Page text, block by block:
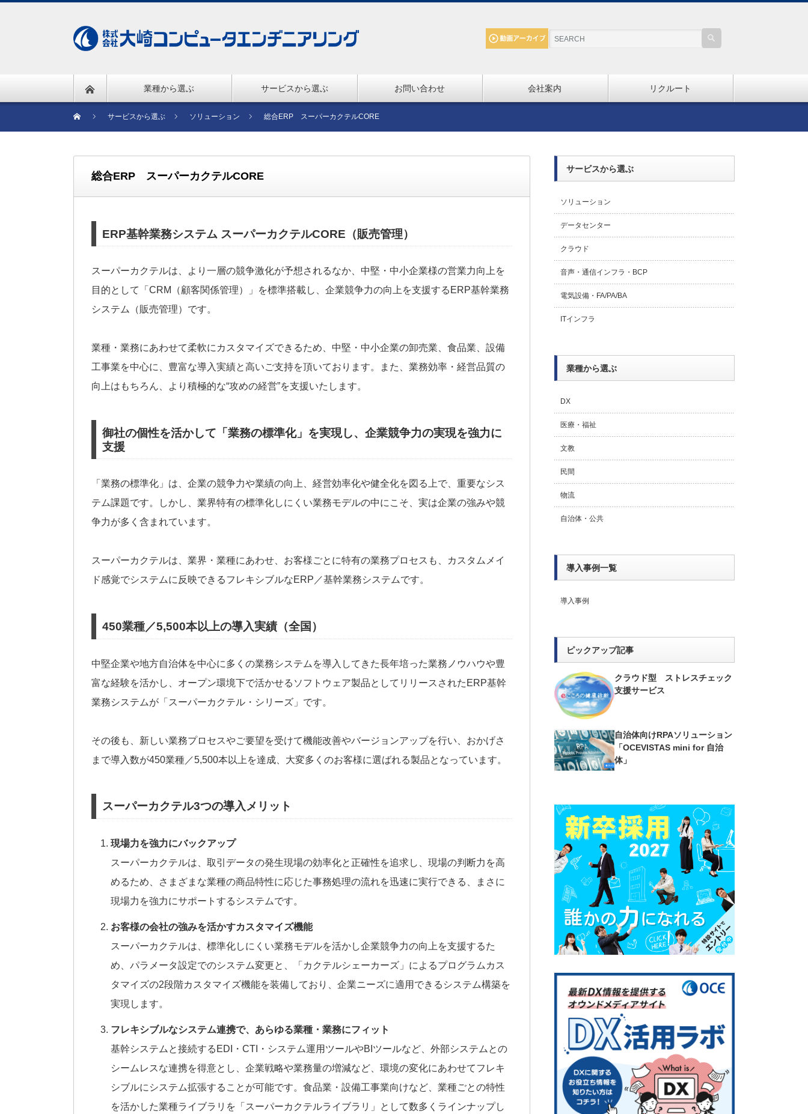
業種から選ぶ サービスから選ぶ お問い合わせ 会社案内 リクルート
サービスから選ぶ ソリューション 総合ERP スーパーカクテルCORE
総合ERP スーパーカクテルCORE
ERP基幹業務システム スーパーカクテルCORE（販売管理）
スーパーカクテルは、より一層の競争激化が予想されるなか、中堅・中小企業様の営業力向上を
目的として「CRM（顧客関係管理）」を標準搭載し、企業競争力の向上を支援するERP基幹業務
システム（販売管理）です。
業種・業務にあわせて柔軟にカスタマイズできるため、中堅・中小企業の卸売業、食品業、設備
工事業を中心に、豊富な導入実績と高いご支持を頂いております。また、業務効率・経営品質の
向上はもちろん、より積極的な“攻めの経営”を支援いたします。
御社の個性を活かして「業務の標準化」を実現し、企業競争力の実現を強力に
支援
「業務の標準化」は、企業の競争力や業績の向上、経営効率化や健全化を図る上で、重要なシス
テム課題です。しかし、業界特有の標準化しにくい業務モデルの中にこそ、実は企業の強みや競
争力が多く含まれています。
スーパーカクテルは、業界・業種にあわせ、お客様ごとに特有の業務プロセスも、カスタムメイ
ド感覚でシステムに反映できるフレキシブルなERP／基幹業務システムです。
450業種／5,500本以上の導入実績（全国）
中堅企業や地方自治体を中心に多くの業務システムを導入してきた長年培った業務ノウハウや豊
富な経験を活かし、オープン環境下で活かせるソフトウェア製品としてリリースされたERP基幹
業務システムが「スーパーカクテル・シリーズ」です。
その後も、新しい業務プロセスやご要望を受けて機能改善やバージョンアップを行い、おかげさ
まで導入数が450業種／5,500本以上を達成、大変多くのお客様に選ばれる製品となっています。
スーパーカクテル3つの導入メリット
現場力を強力にバックアップ
スーパーカクテルは、取引データの発生現場の効率化と正確性を追求し、現場の判断力を高
めるため、さまざまな業種の商品特性に応じた事務処理の流れを迅速に実行できる、まさに
現場力を強力にサポートするシステムです。
お客様の会社の強みを活かすカスタマイズ機能
スーパーカクテルは、標準化しにくい業務モデルを活かし企業競争力の向上を支援するた
め、パラメータ設定でのシステム変更と、「カクテルシェーカーズ」によるプログラムカス
タマイズの2段階カスタマイズ機能を装備しており、企業ニーズに適用できるシステム構築を
実現します。
フレキシブルなシステム連携で、あらゆる業種・業務にフィット
基幹システムと接続するEDI・CTI・システム運用ツールやBIツールなど、外部システムとの
シームレスな連携を得意とし、企業戦略や業務量の増減など、環境の変化にあわせてフレキ
シブルにシステム拡張することが可能です。食品業・設備工事業向けなど、業種ごとの特性
を活かした業種ライブラリを「スーパーカクテルライブラリ」として数多くラインナップし
サービスから選ぶ
ソリューション
データセンター
クラウド
音声・通信インフラ・BCP
電気設備・FA/PA/BA
ITインフラ
業種から選ぶ
DX
医療・福祉
文教
民間
物流
自治体・公共
導入事例一覧
導入事例
ピックアップ記事
クラウド型 ストレスチェック
支援サービス
自治体向けRPAソリューション
「OCEVISTAS mini for 自治
体」